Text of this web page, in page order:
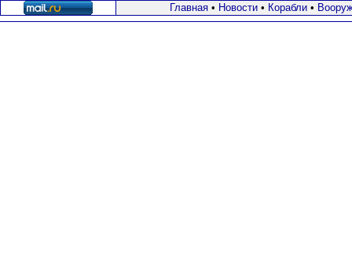
Главная• Новости• Корабли•